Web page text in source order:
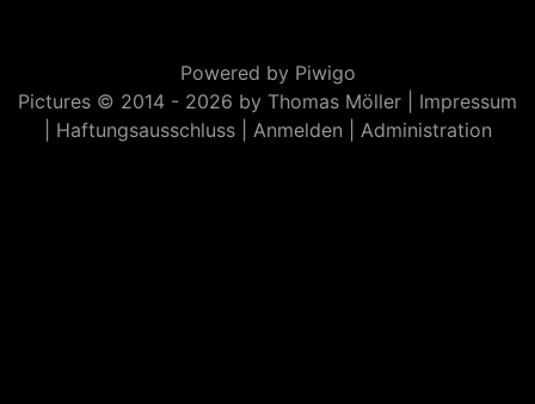
Powered by Piwigo
Pictures © 2014 - 2026 by Thomas Möller | Impressum
Haftungsausschluss| Anmelden Administration